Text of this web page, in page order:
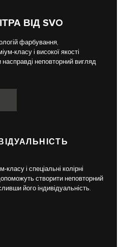
ВІД SVO
фарбування,
класу і високої якості
неповторний вигляд
і спеціальні колірні
створити неповторний
його індивідуальність.